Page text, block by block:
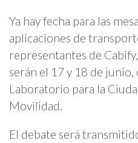
Ya hay fecha para las
aplicaciones de
representantes de
serán el 17 y 18 de
Laboratorio para la
Movilidad.
El debate será